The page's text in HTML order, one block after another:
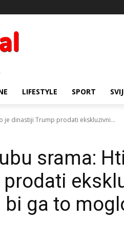
LIFESTYLE SPORT
je dinastiji Trump prodati ekskluzivni...
srama:
bi ga to